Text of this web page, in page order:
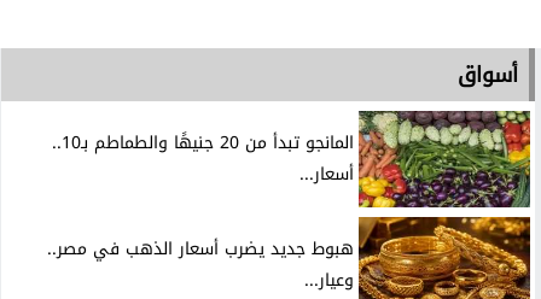
أسواق
المانجو تبدأ من 20 جنيهًا والطماطم بـ10..
أسعار...
هبوط جديد يضرب أسعار الذهب في مصر..
وعيار...